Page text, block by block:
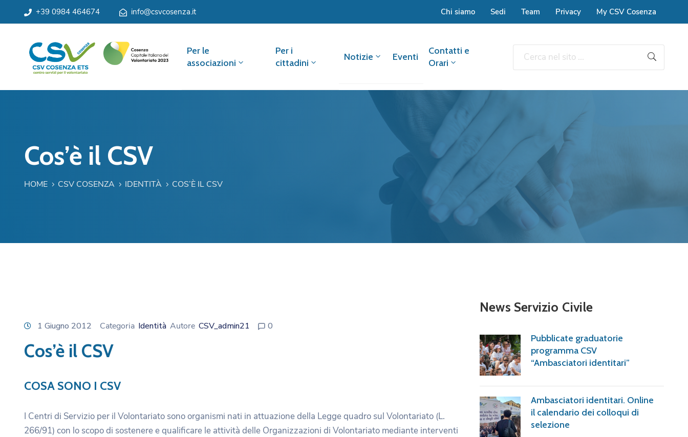
+39 0984 464674 info@csvcosenza.it Chi siamo Sedi Team Privacy My CSV Cosenza
Per le
associazioni
Per i
cittadini
Notizie Eventi
Contatti e
Orari
Cos’è il CSV
HOME CSV COSENZA IDENTITÀ COS’È IL CSV
1 Giugno 2012 Categoria Identità Autore CSV_admin21 0
Cos’è il CSV
COSA SONO I CSV
I Centri di Servizio per il Volontariato sono organismi nati in attuazione della Legge quadro sul Volontariato (L.
266/91) con lo scopo di sostenere e qualificare le attività delle Organizzazioni di Volontariato mediante interventi
News Servizio Civile
Pubblicate graduatorie
programma CSV
“Ambasciatori identitari”
Ambasciatori identitari. Online
il calendario dei colloqui di
selezione